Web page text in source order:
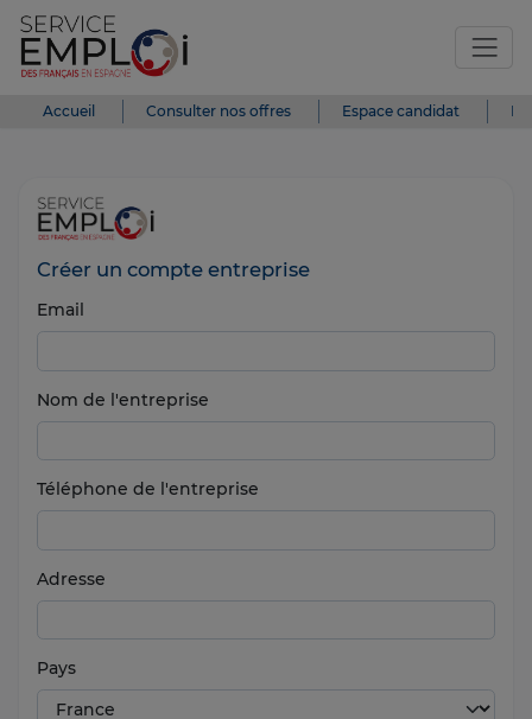
Accueil Consulter nos offres Espace candidat
Créer un compte entreprise
Email
Nom de l'entreprise
Téléphone de l'entreprise
Adresse
Pays